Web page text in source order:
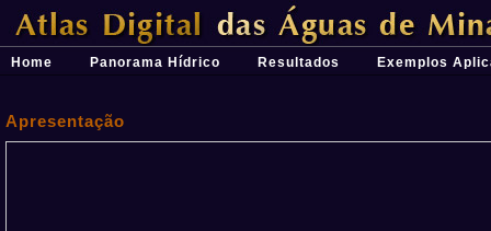
Átlas Digital das Águas de Minas - Uma ferramenta para o
Home Panorama Hídrico Resultados Exemplos
Apresentação